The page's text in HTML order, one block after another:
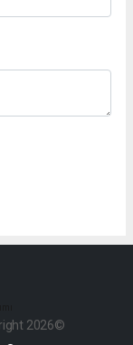
2026©